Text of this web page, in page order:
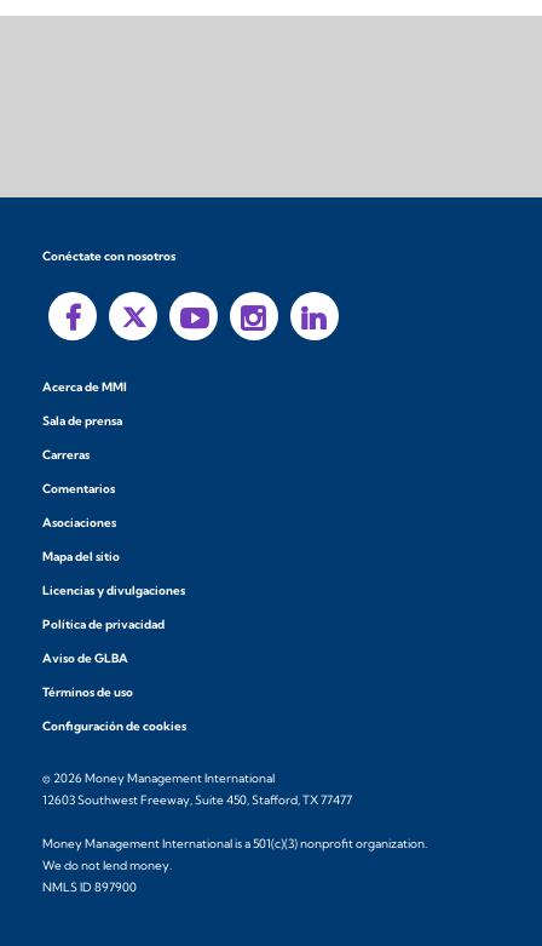
Conéctate con nosotros
Acerca de MMI
Sala de prensa
Carreras
Comentarios
Asociaciones
Mapa del sitio
Licencias y divulgaciones
Política de privacidad
Aviso de GLBA
Términos de uso
Configuración de cookies
© 2026 Money Management International
12603 Southwest Freeway, Suite 450, Stafford, TX 77477
Money Management International is a 501(c)(3) nonprofit organization.
We do not lend money.
NMLS ID 897900